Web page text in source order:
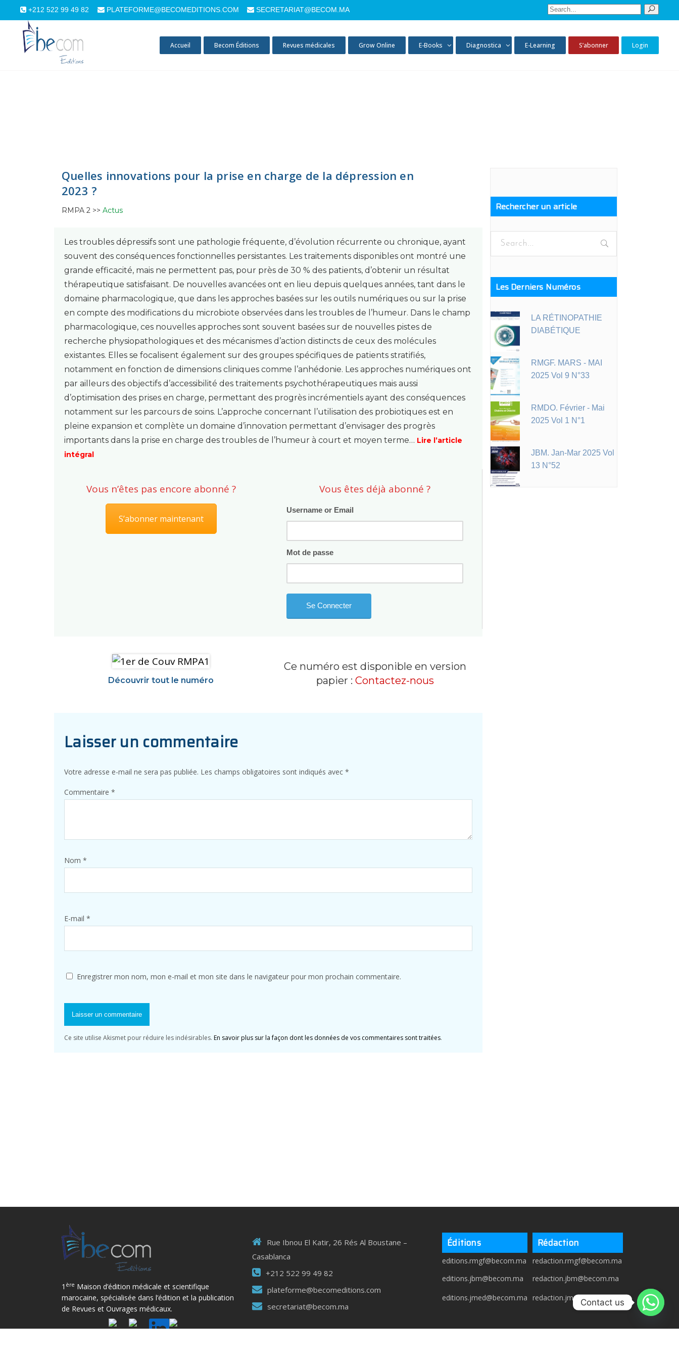
+212 522 99 49 82 PLATEFORME@BECOMEDITIONS.COM SECRETARIAT@BECOM.MA
Accueil Becom Éditions Revues médicales Grow Online E-Books Diagnostica E-Learning S’abonner Login
Quelles innovations pour la prise en charge de la dépression en
2023 ?
RMPA 2 >> Actus
Les troubles dépressifs sont une pathologie fréquente, d’évolution récurrente ou chronique, ayant
souvent des conséquences fonctionnelles persistantes. Les traitements disponibles ont montré une
grande efficacité, mais ne permettent pas, pour près de 30 % des patients, d’obtenir un résultat
thérapeutique satisfaisant. De nouvelles avancées ont en lieu depuis quelques années, tant dans le
domaine pharmacologique, que dans les approches basées sur les outils numériques ou sur la prise
en compte des modifications du microbiote observées dans les troubles de l’humeur. Dans le champ
pharmacologique, ces nouvelles approches sont souvent basées sur de nouvelles pistes de
recherche physiopathologiques et des mécanismes d’action distincts de ceux des molécules
existantes. Elles se focalisent également sur des groupes spécifiques de patients stratifiés,
notamment en fonction de dimensions cliniques comme l’anhédonie. Les approches numériques ont
par ailleurs des objectifs d’accessibilité des traitements psychothérapeutiques mais aussi
d’optimisation des prises en charge, permettant des progrès incrémentiels ayant des conséquences
notamment sur les parcours de soins. L’approche concernant l’utilisation des probiotiques est en
pleine expansion et complète un domaine d’innovation permettant d’envisager des progrès
importants dans la prise en charge des troubles de l’humeur à court et moyen terme… Lire l’article
intégral
Vous n’êtes pas encore abonné ?
S’abonner maintenant
Vous êtes déjà abonné ?
Username or Email
Mot de passe
Découvrir tout le numéro
Ce numéro est disponible en version
papier :Contactez-nous
Laisser un commentaire
Votre adresse e-mail ne sera pas publiée. Les champs obligatoires sont indiqués avec *
Commentaire *
Nom *
E-mail *
Enregistrer mon nom, mon e-mail et mon site dans le navigateur pour mon prochain commentaire.
Ce site utilise Akismet pour réduire les indésirables. En savoir plus sur la façon dont les données de vos commentaires sont traitées.
Rechercher un article
Search
Les Derniers Numéros
LA RÉTINOPATHIE
DIABÉTIQUE
RMGF. MARS - MAI
2025 Vol 9 N°33
RMDO. Février - Mai
2025 Vol 1 N°1
JBM. Jan-Mar 2025 Vol
13 N°52
1 ère Maison d’édition médicale et scientifique
marocaine, spécialisée dans l’édition et la publication
de Revues et Ouvrages médicaux.
Rue Ibnou El Katir, 26 Rés Al Boustane –
Casablanca
+212 522 99 49 82
plateforme@becomeditions.com
secretariat@becom.ma
Éditions
editions.rmgf@becom.ma
editions.jbm@becom.ma
editions.jmed@becom.ma
Rédaction
redaction.rmgf@becom.ma
redaction.jbm@becom.ma
redaction.jmed@becom.ma
Contact us